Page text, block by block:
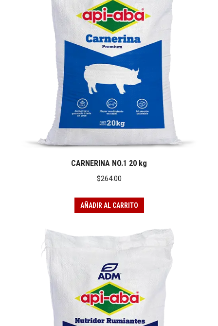
CARNERINA NO.1 20 kg
$264.00
AÑADIR AL CARRITO